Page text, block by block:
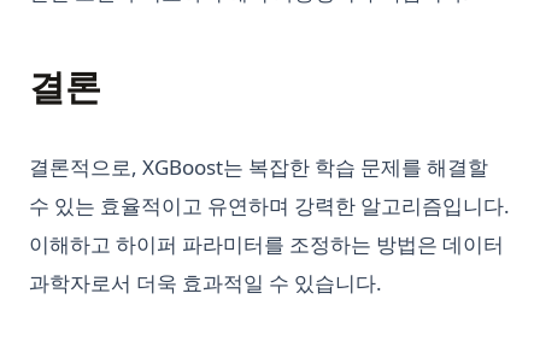
결론
결론적으로, XGBoost는 복잡한 학습 문제를 해결할
수 있는 효율적이고 유연하며 강력한 알고리즘입니다.
이해하고 하이퍼 파라미터를 조정하는 방법은 데이터
과학자로서 더욱 효과적일 수 있습니다.